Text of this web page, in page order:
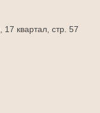
квартал, стр. 57